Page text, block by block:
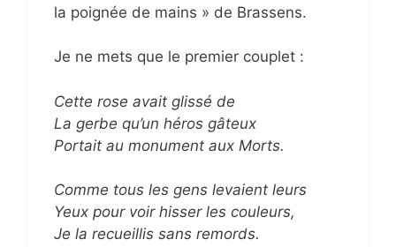
la poignée de mains » de Brassens.
Je ne mets que le premier couplet :
Cette rose avait glissé de
La gerbe qu’un héros gâteux
Portait au monument aux Morts.
Comme tous les gens levaient leurs
Yeux pour voir hisser les couleurs,
Je la recueillis sans remords.